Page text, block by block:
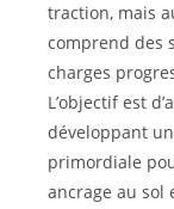
traction, mais
comprend des
charges
L’objectif est
développant
primordiale
ancrage au sol